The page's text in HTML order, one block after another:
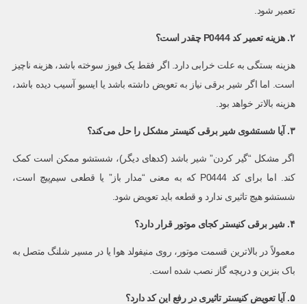
تعمیر شود.
۲. هزینه تعمیر کد P0444 چقدر است؟
هزینه بستگی به علت خرابی دارد. اگر فقط یک فیوز سوخته باشد، هزینه ناچیز
است. اما اگر شیر برقی نیاز به تعویض داشته باشد یا ایسیو آسیب دیده باشد،
هزینه بالاتر خواهد بود.
۳. آیا شستشوی شیر برقی کنیستر مشکل را حل می‌کند؟
اگر مشکل “گیر کردن” شیر باشد (کدهای دیگر)، شستشو ممکن است کمک
کند. اما برای کد P0444 که به معنی “مدار باز” یا قطعی سیم‌پیچ است،
شستشو هیچ تاثیری ندارد و قطعه باید تعویض شود.
۴. شیر برقی کنیستر کجای موتور قرار دارد؟
معمولاً در بالاترین قسمت موتور، روی منیفولد هوا یا در مسیر شلنگ متصل به
باک بنزین و دریچه گاز نصب شده است.
۵. آیا تعویض کنیستر تاثیری در رفع این کد دارد؟